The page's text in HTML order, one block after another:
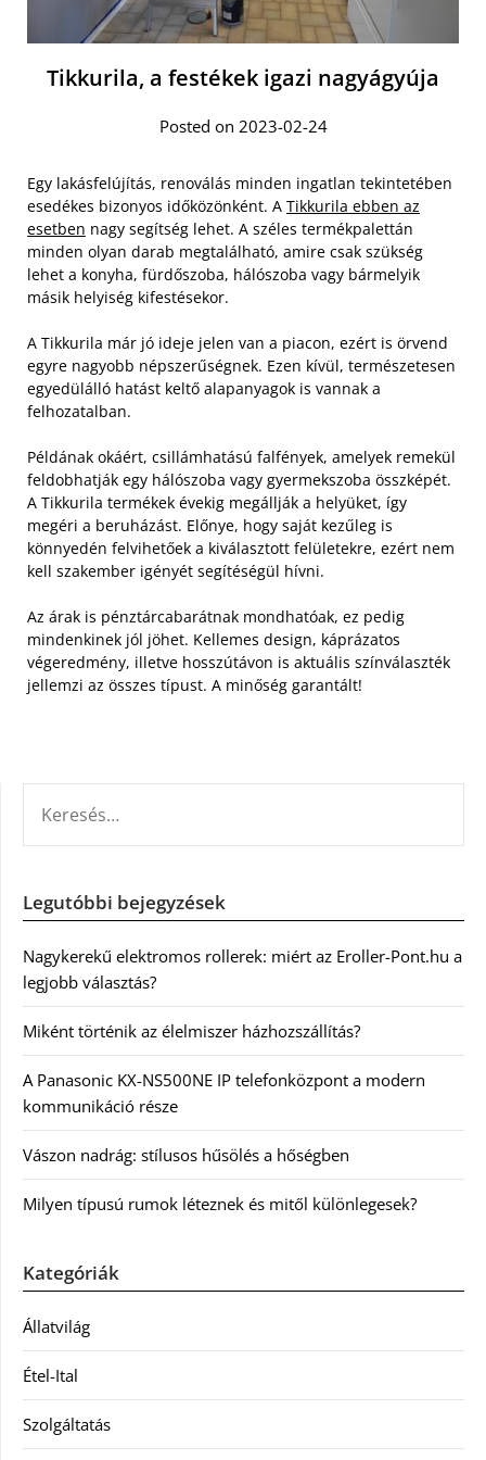
Tikkurila, a festékek igazi nagyágyúja
Posted on 2023-02-24
Egy lakásfelújítás, renoválás minden ingatlan tekintetében
esedékes bizonyos időközönként. A Tikkurila ebben az
esetben nagy segítség lehet. A széles termékpalettán
minden olyan darab megtalálható, amire csak szükség
lehet a konyha, fürdőszoba, hálószoba vagy bármelyik
másik helyiség kifestésekor.
A Tikkurila már jó ideje jelen van a piacon, ezért is örvend
egyre nagyobb népszerűségnek. Ezen kívül, természetesen
egyedülálló hatást keltő alapanyagok is vannak a
felhozatalban.
Példának okáért, csillámhatású falfények, amelyek remekül
feldobhatják egy hálószoba vagy gyermekszoba összképét.
A Tikkurila termékek évekig megállják a helyüket, így
megéri a beruházást. Előnye, hogy saját kezűleg is
könnyedén felvihetőek a kiválasztott felületekre, ezért nem
kell szakember igényét segítéségül hívni.
Az árak is pénztárcabarátnak mondhatóak, ez pedig
mindenkinek jól jöhet. Kellemes design, káprázatos
végeredmény, illetve hosszútávon is aktuális színválaszték
jellemzi az összes típust. A minőség garantált!
Legutóbbi bejegyzések
Nagykerekű elektromos rollerek: miért az Eroller-Pont.hu a
legjobb választás?
Miként történik az élelmiszer házhozszállítás?
A Panasonic KX-NS500NE IP telefonközpont a modern
kommunikáció része
Vászon nadrág: stílusos hűsölés a hőségben
Milyen típusú rumok léteznek és mitől különlegesek?
Kategóriák
Állatvilág
Étel-Ital
Szolgáltatás